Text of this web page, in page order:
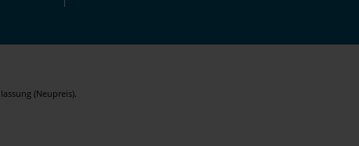
(Neupreis).